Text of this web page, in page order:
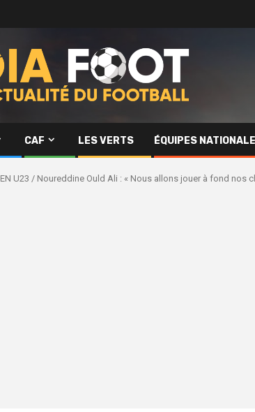
CAF LES VERTS ÉQUIPES
EN U23 / Noureddine Ould Ali : « Nous allons jouer à fond nos